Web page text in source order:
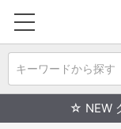
キーワードから探す
☆ NEW